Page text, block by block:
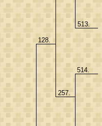
128.
513.
257.
514.